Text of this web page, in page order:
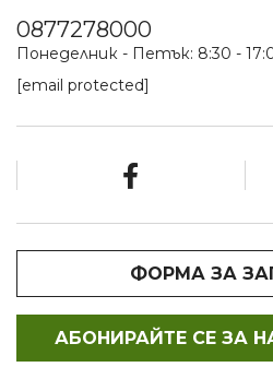
0877278000
Понеделник - Петък: 8:30 -
[email protected]
ФОРМА ЗА
АБОНИРАЙТЕ СЕ ЗА